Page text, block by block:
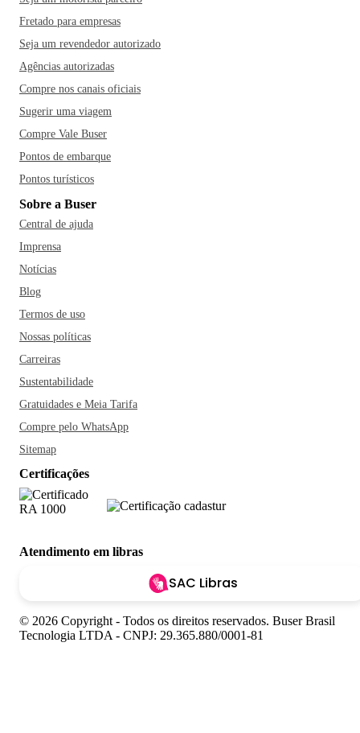
Fretado para empresas
Seja um revendedor autorizado
Agências autorizadas
Compre nos canais oficiais
Sugerir uma viagem
Compre Vale Buser
Pontos de embarque
Pontos turísticos
Sobre a Buser
Central de ajuda
Imprensa
Notícias
Blog
Termos de uso
Nossas políticas
Carreiras
Sustentabilidade
Gratuidades e Meia Tarifa
Compre pelo WhatsApp
Sitemap
Certificações
Atendimento em libras
SAC Libras
© 2026 Copyright - Todos os direitos reservados. Buser Brasil
Tecnologia LTDA - CNPJ: 29.365.880/0001-81